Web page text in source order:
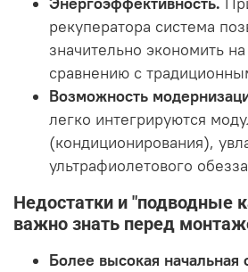
рекуператора система
значительно экономить
сравнению с
Возможность
легко интегрируются
(кондиционирования),
ультрафиолетового
Недостатки и "подводные
важно знать перед
Более высокая начальная